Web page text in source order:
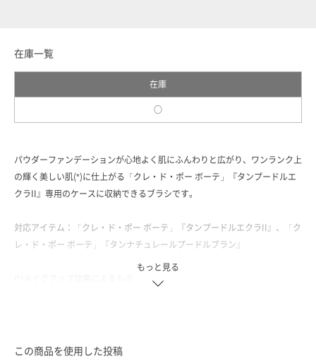
在庫一覧
在庫
○
パウダーファンデーションが心地よく肌にふんわりと広がり、ワンランク上
の輝く美しい肌(*)に仕上がる「クレ・ド・ポー ボーテ」『タンプードルエ
クラII』専用のケースに収納できるブラシです。
対応アイテム：「クレ・ド・ポー ボーテ」『タンプードルエクラII』、「ク
レ・ド・ポー ボーテ」『タンナチュレールプードルブラン』
もっと見る
この商品を使用した投稿